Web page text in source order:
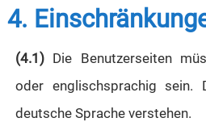
4.
(4.1) Die Benutzerseiten
oder englischsprachig sein.
deutsche Sprache verstehen.